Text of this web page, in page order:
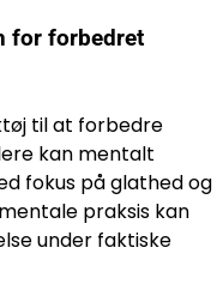
for forbedret
til at forbedre
kan mentalt
fokus på glathed og
praksis kan
under faktiske